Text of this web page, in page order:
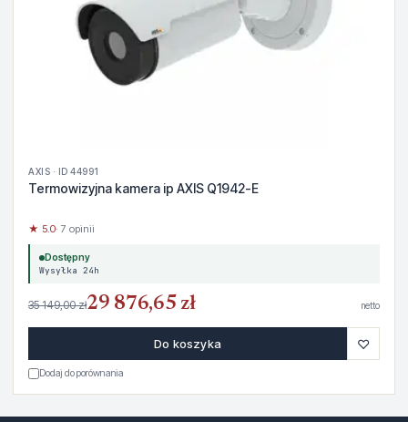
AXIS · ID 44991
Termowizyjna kamera ip AXIS Q1942-E
★ 5.0· 7 opinii
Dostępny
Wysyłka 24h
35 149,00 zł29 876,65 zł netto
Do koszyka ♡
Dodaj do porównania